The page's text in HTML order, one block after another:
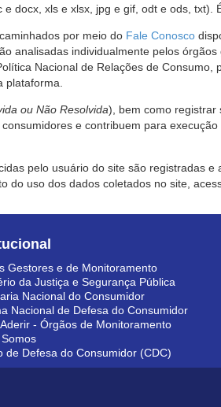
docx, xls e xlsx, jpg e gif, odt e ods, txt).
por meio do Fale Conosco
analisadas individualmente pelos
Nacional de Relações de Consumo,
ou Não Resolvida), bem como registrar
e contribuem para
pelo usuário do site são registradas e
do uso dos dados coletados no site,
Gestores e de Monitoramento
da Justiça e Segurança Pública
Nacional do Consumidor
Nacional de Defesa do Consumidor
- Órgãos de Monitoramento
de Defesa do Consumidor (CDC)